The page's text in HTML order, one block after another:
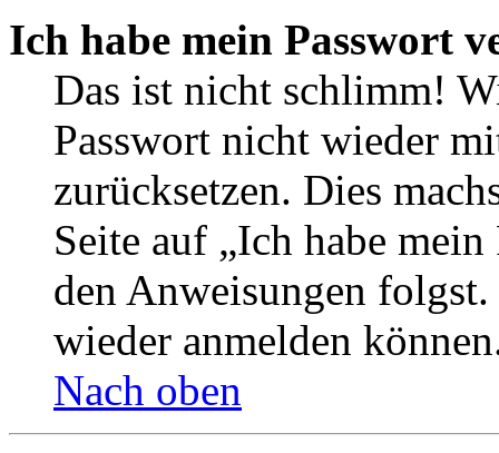
Ich habe mein Passwort
Das ist nicht schlimm!
Passwort nicht wieder
zurücksetzen. Dies
Seite auf „Ich habe
den Anweisungen
wieder anmelden
Nach oben